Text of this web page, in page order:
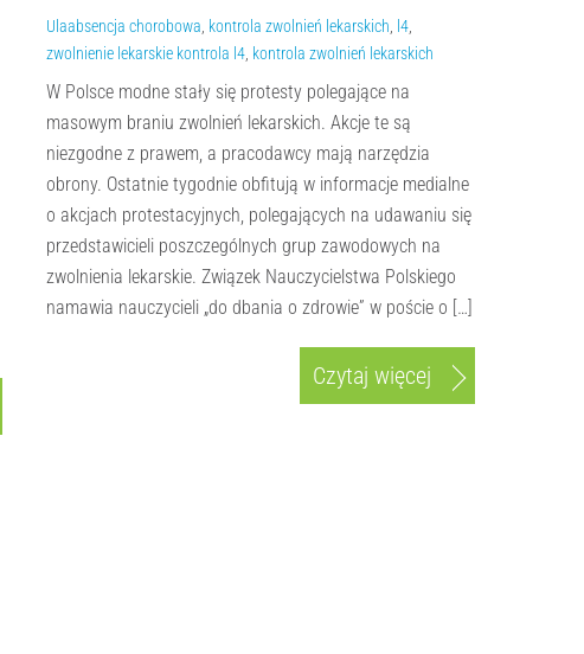
Ulaabsencja chorobowa, kontrola zwolnień lekarskich, l4,
zwolnienie lekarskie kontrola l4, kontrola zwolnień lekarskich
W Polsce modne stały się protesty polegające na
masowym braniu zwolnień lekarskich. Akcje te są
niezgodne z prawem, a pracodawcy mają narzędzia
obrony. Ostatnie tygodnie obfitują w informacje medialne
o akcjach protestacyjnych, polegających na udawaniu się
przedstawicieli poszczególnych grup zawodowych na
zwolnienia lekarskie. Związek Nauczycielstwa Polskiego
namawia nauczycieli „do dbania o zdrowie” w poście o […]
Czytaj więcej